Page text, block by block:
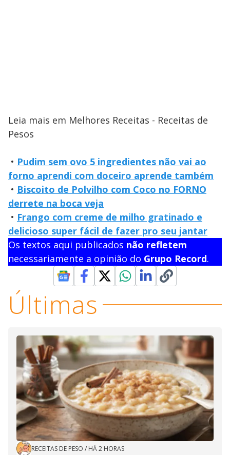
Leia mais em Melhores Receitas - Receitas de
Pesos
• Pudim sem ovo 5 ingredientes não vai ao
forno aprendi com doceiro aprende também
• Biscoito de Polvilho com Coco no FORNO
derrete na boca veja
• Frango com creme de milho gratinado e
delicioso super fácil de fazer pro seu jantar
Os textos aqui publicados não refletem
necessariamente a opinião do Grupo Record.
Últimas
RECEITAS DE PESO / HÁ 2 HORAS